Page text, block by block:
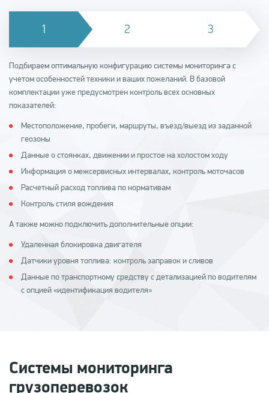
Подбираем оптимальную конфигурацию системы мониторинга с
учетом особенностей техники и ваших пожеланий. В базовой
комплектации уже предусмотрен контроль всех основных
показателей:
Местоположение, пробеги, маршруты, въезд/выезд из заданной
геозоны
Данные о стоянках, движении и простое на холостом ходу
Информация о межсервисных интервалах, контроль моточасов
Расчетный расход топлива по нормативам
Контроль стиля вождения
А также можно подключить дополнительные опции:
Удаленная блокировка двигателя
Датчики уровня топлива: контроль заправок и сливов
Данные по транспортному средству с детализацией по водителям
с опцией «идентификация водителя»
Системы мониторинга
грузоперевозок